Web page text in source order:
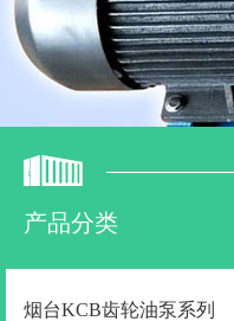
产品分类
烟台KCB齿轮油泵系列